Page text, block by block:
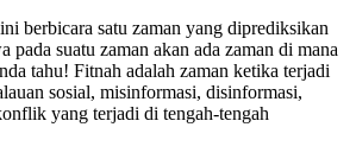
berbicara satu zaman yang diprediksikan
pada suatu zaman akan ada zaman di mana
tahu! Fitnah adalah zaman ketika terjadi
sosial, misinformasi, disinformasi,
yang terjadi di tengah-tengah